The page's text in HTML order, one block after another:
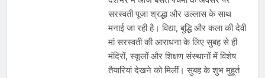
सरस्वती पूजा श्रद्धा और उल्लास के साथ
मनाई जा रही है। विद्या, बुद्धि और कला की देवी
मां सरस्वती की आराधना के लिए सुबह से ही
मंदिरों, स्कूलों और शिक्षण संस्थानों में विशेष
तैयारियां देखने को मिलीं। सुबह के शुभ मुहूर्त